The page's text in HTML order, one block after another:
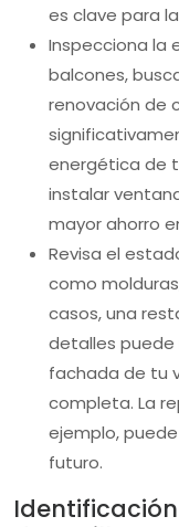
es clave para
Inspecciona la
balcones,
renovación de
energética de
instalar
mayor ahorro
Revisa el
como
casos, una
detalles puede
fachada de tu
completa. La
ejemplo,
futuro.